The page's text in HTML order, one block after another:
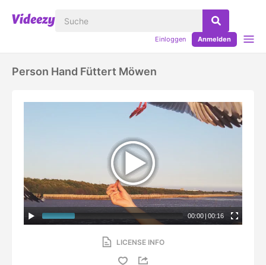
Einloggen Anmelden
Person Hand Füttert Möwen
00:00 | 00:16
LICENSE INFO